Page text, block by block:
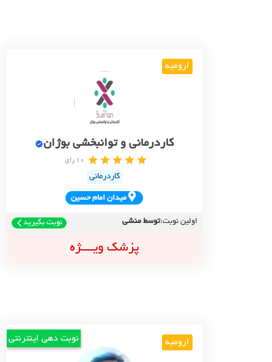
ارومیه
کاردرمانی و توانبخشی بوژان
10 رای
کاردرمانی
ميدان امام حسين
اولین نوبت:توسط منشی نوبت بگیرید
پزشک ویــــژه
ارومیه نوبت دهی اینترنتی